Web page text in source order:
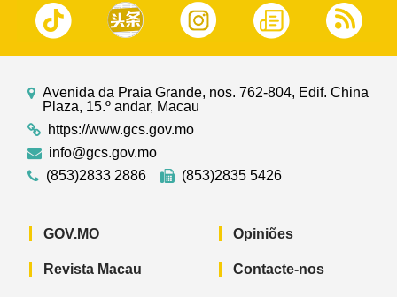
Avenida da Praia Grande, nos. 762-804, Edif. China
Plaza, 15.º andar, Macau
https://www.gcs.gov.mo
info@gcs.gov.mo
(853)2833 2886
(853)2835 5426
GOV.MO
Revista Macau
Opiniões
Contacte-nos